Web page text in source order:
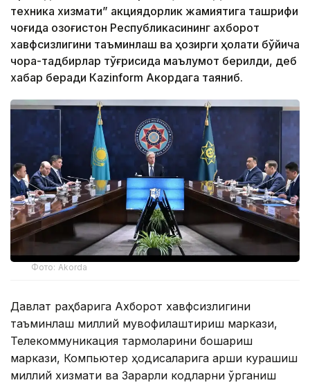
техника хизмати” акциядорлик жамиятига ташрифи
чоғида Қозоғистон Республикасининг ахборот
хавфсизлигини таъминлаш ва ҳозирги ҳолати бўйича
чора-тадбирлар тўғрисида маълумот берилди, деб
хабар беради Каzinform Акордага таяниб.
Фото: Akorda
Давлат раҳбарига Ахборот хавфсизлигини
таъминлаш миллий мувофиқлаштириш маркази,
Телекоммуникация тармоқларини бошқариш
маркази, Компьютер ҳодисаларига қарши курашиш
миллий хизмати ва Зарарли кодларни ўрганиш